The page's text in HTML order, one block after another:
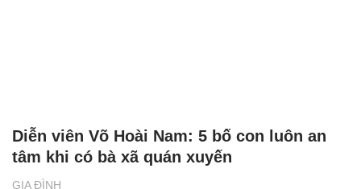
GIA ĐÌNH
Diễn viên Võ Hoài Nam: 5 bố con luôn an
tâm khi có bà xã quán xuyến